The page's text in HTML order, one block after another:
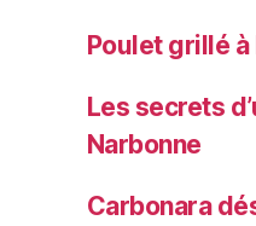
Poulet grillé à
Les secrets
Narbonne
Carbonara